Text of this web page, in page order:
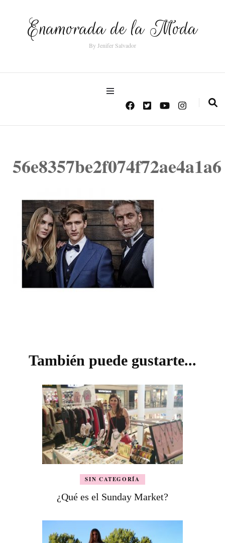
Enamorada de la Moda
By Jenifer Salvador
56e8357be2f074f72ae4a1a6
entradas
También puede gustarte...
SIN CATEGORÍA
¿Qué es el Sunday Market?